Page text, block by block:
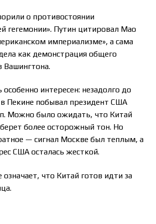
о противостоянии
гегемонии». Путин цитировал Мао
империализме», а сама
как демонстрация общего
Вашингтона.
особенно интересен: незадолго до
в Пекине побывал президент США
Можно было ожидать, что Китай
более осторожный тон. Но
— сигнал Москве был теплым, а
США осталась жесткой.
означает, что Китай готов идти за